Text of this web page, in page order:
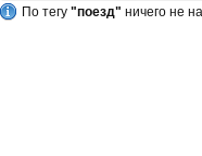
По тегу "поезд" ничего не